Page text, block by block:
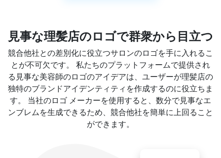
見事な理髪店のロゴで群衆から目立つ
競合他社との差別化に役立つサロンのロゴを手に入れるこ
とが不可欠です。 私たちのプラットフォームで提供され
る見事な美容師のロゴのアイデアは、ユーザーが理髪店の
独特のブランドアイデンティティを作成するのに役立ちま
す。 当社のロゴ メーカーを使用すると、数分で見事なエ
ンブレムを生成できるため、競合他社を簡単に上回ること
ができます。